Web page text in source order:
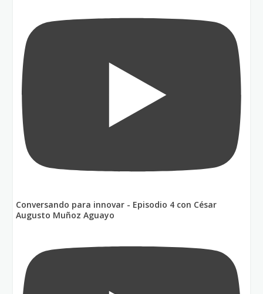
Conversando para innovar - Episodio 4 con César
Augusto Muñoz Aguayo